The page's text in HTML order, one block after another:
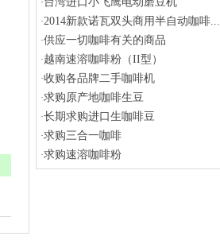
·
·2014新款诺瓦双头商用半自动咖啡...
·供应一切咖啡有关的商品
·越南速溶咖啡粉（II型）
·收购各品牌二手咖啡机
·求购原产地咖啡生豆
·长期求购进口生咖啡豆
·求购三合一咖啡
·求购速溶咖啡粉